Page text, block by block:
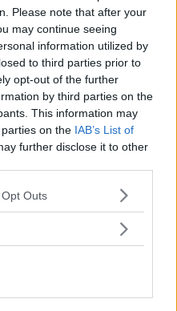
Please note that after your
may continue seeing
information utilized by
to third parties prior to
opt-out of the further
by third parties on the
This information may
on the IAB’s List of
further disclose it to other
uses one or more Google
You may click to
purposes in below Google
Outs
alla quale si
Frasi Sulle Gabbie
Di
Ivan Illich
Era
parevano
manovrò i
la leva di
si mosse.